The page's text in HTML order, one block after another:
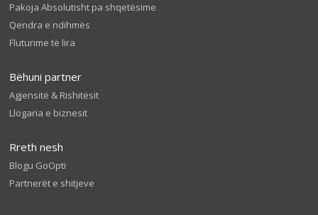
Pakoja Absolutisht pa shqetësime
Qendra e ndihmës
Fluturime të lira
Bëhuni partner
Agjensitë & Rishitësit
Llogaria e biznesit
Rreth nesh
Blogu GoOpti
Partnerët e shitjeve